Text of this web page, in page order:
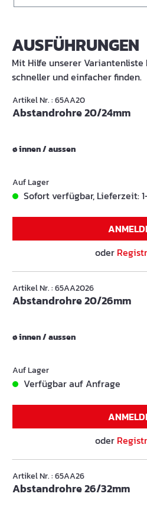
AUSFÜHRUNGEN
Mit Hilfe unserer
schneller und einfacher finden.
Artikel Nr. : 65AA20
Abstandrohre 20/24mm
ø innen / aussen
Auf Lager
Sofort verfügbar, Lieferzeit:
oder
Artikel Nr. : 65AA2026
Abstandrohre 20/26mm
ø innen / aussen
Auf Lager
Verfügbar auf Anfrage
oder
Artikel Nr. : 65AA26
Abstandrohre 26/32mm